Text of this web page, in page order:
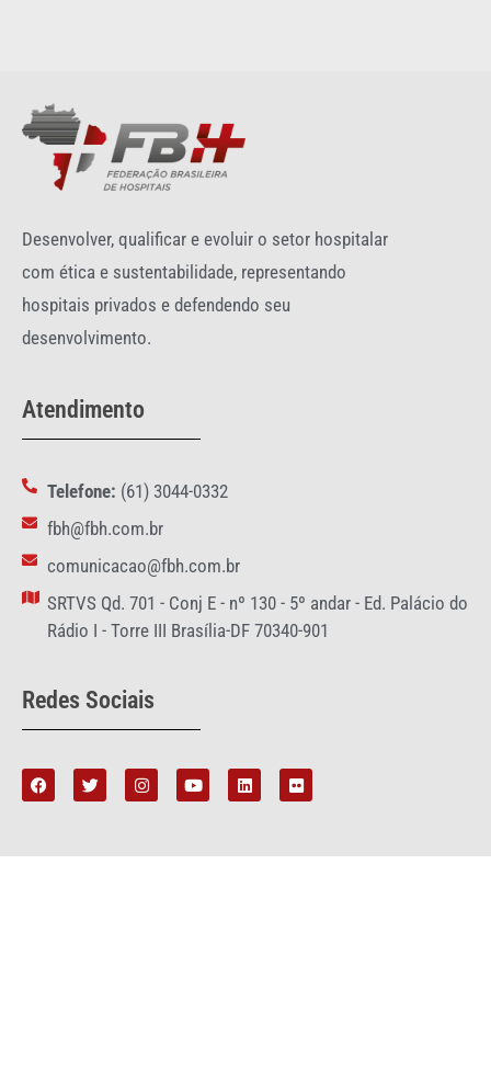
Desenvolver, qualificar e evoluir o setor hospitalar
com ética e sustentabilidade, representando
hospitais privados e defendendo seu
desenvolvimento.
Atendimento
Telefone: (61) 3044-0332
fbh@fbh.com.br
comunicacao@fbh.com.br
SRTVS Qd. 701 - Conj E - nº 130 - 5º andar - Ed. Palácio do
Rádio I - Torre III Brasília-DF 70340-901
Redes Sociais